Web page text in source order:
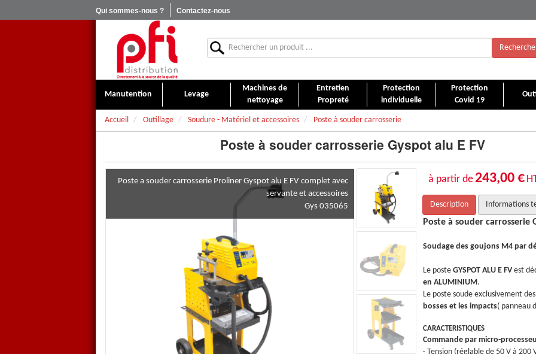
Qui sommes-nous ? Contactez-nous
Manutention Levage
Machines de
nettoyage
Entretien
Propreté
Protection
individuelle
Protection
Covid 19
Accueil Outillage Soudure - Matériel et accessoires Poste à souder carrosserie
Poste à souder carrosserie Gyspot alu E FV
Poste a souder carrosserie Proliner Gyspot alu E FV complet avec
servante et accessoires
Gys 035065
à partir de243,00 €
Description Informations
Poste à souder carrosserie Gyspot alu E FV
Soudage des goujons M4 par décharge de condensateurs
GYSPOT ALU E FVest dédié au
redressage carrosseries d’automobiles
en ALUMINIUM.
Le poste soude exclusivement des goujons M4 qui permettent d’éliminer les
bosses et les impacts
( panneau de porte, capot etc…) sans dégarnissage.
CARACTERISTIQUES
Commande par micro-processeur
· Tension (réglable de 50 V à 200 V)
Poste à souder carrosserie
Soudage des goujons M4 par
Le poste GYSPOT ALU E FV est
en ALUMINIUM.
Le poste soude exclusivement
bosses et les impacts( panneau
CARACTERISTIQUES
Commande par micro-
· Tension (réglable de 50 V à 200